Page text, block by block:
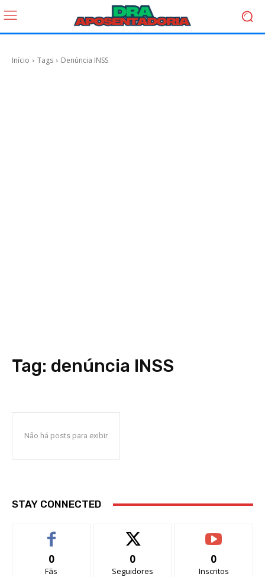
Início Tags Denúncia INSS
Tag: denúncia INSS
Não há posts para exibir
STAY CONNECTED
0
Fãs
0
Seguidores
0
Inscritos